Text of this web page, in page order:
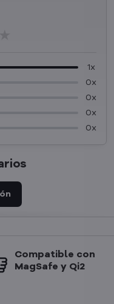
1x
0x
0x
0x
0x
Compatible con
MagSafe y Qi2